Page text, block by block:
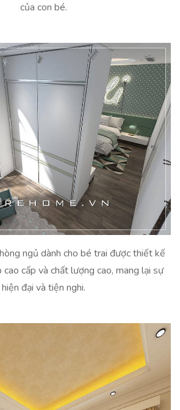
của con bé.
ngủ dành cho bé trai được thiết kế
cấp và chất lượng cao, mang lại sự
hiện đại và tiện nghi.